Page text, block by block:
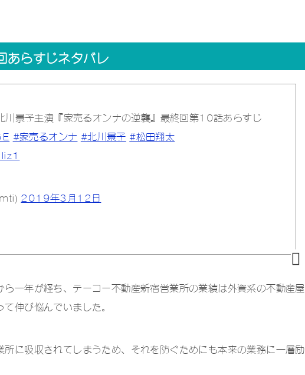
あらすじネタバレ
景子主演『家売るオンナの逆襲』最終回第10話あらすじ
#家売るオンナ #北川景子 #松田翔太
2019年3月12日
一年が経ち、テーコー不動産新宿営業所の業績は外資系の不動産屋
伸び悩んでいました。
に吸収されてしまうため、それを防ぐためにも本来の業務に一層励